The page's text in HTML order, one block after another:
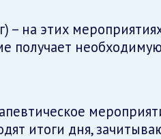
– на этих
получает
итоги дня,